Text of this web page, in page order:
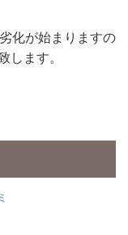
化が始まりますの
します。